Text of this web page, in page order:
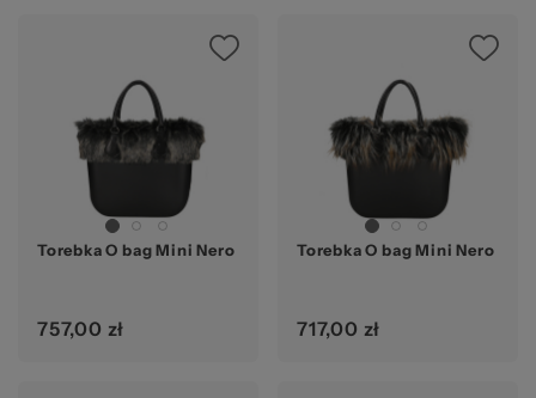
Torebka O bag Mini Nero
757,00 zł
Torebka O bag Mini Nero
717,00 zł